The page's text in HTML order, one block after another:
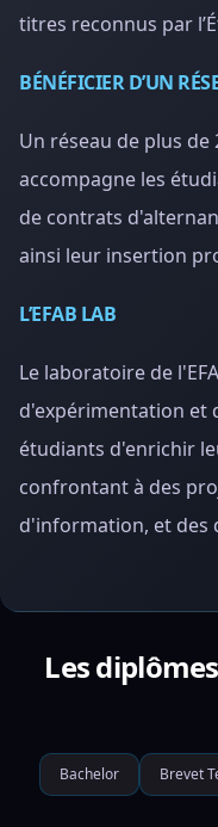
titres reconnus par
BÉNÉFICIER D’UN
Un réseau de plus de
accompagne les
de contrats
ainsi leur insertion
L’EFAB LAB
Le laboratoire de
d'expérimentation et
étudiants d'enrichir
confrontant à des
d'information, et des
Les
Bachelor Brevet